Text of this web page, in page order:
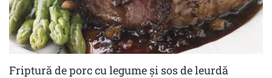
Friptură de porc cu legume și sos de leurdă